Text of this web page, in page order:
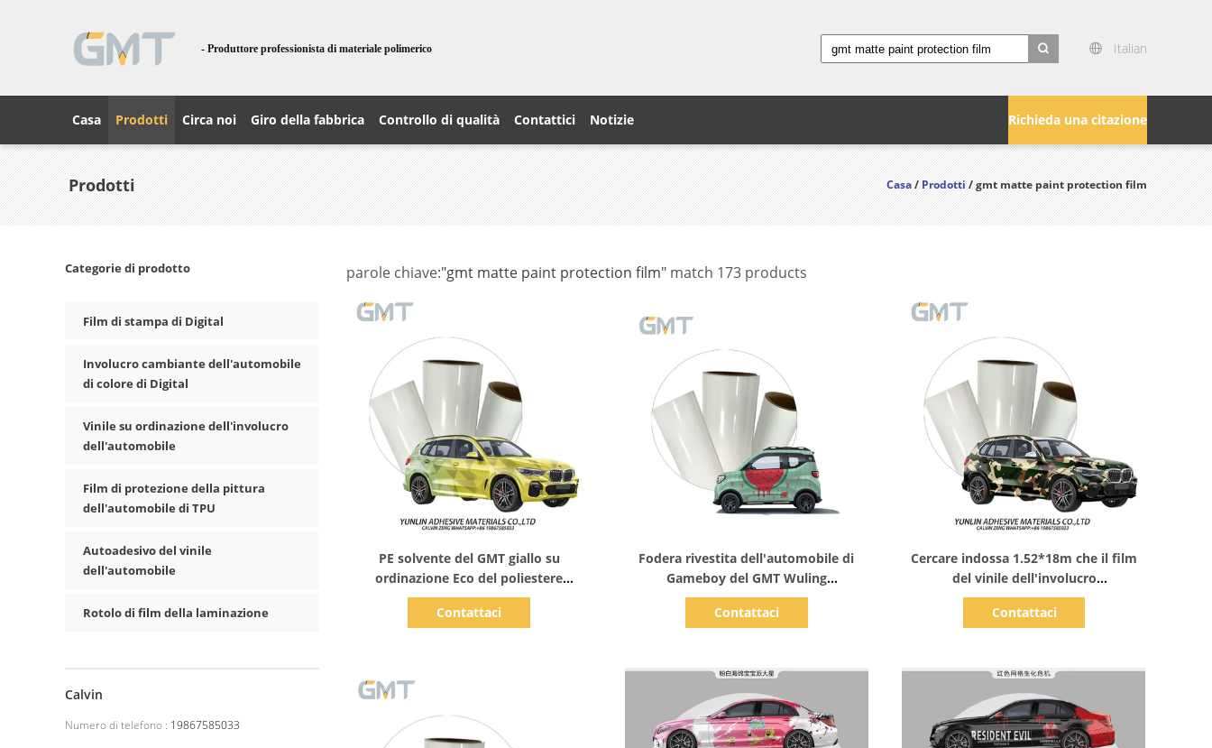
- Produttore professionista di materiale polimerico Italian
Richieda una citazione
Casa Prodotti Circa noi Giro della fabbrica Controllo di qualità Contattici Notizie
Prodotti Casa/Prodotti/ gmt matte paint protection film
Categorie di prodotto
Film di stampa di Digital
Involucro cambiante dell'automobile
di colore di Digital
Vinile su ordinazione dell'involucro
dell'automobile
Film di protezione della pittura
dell'automobile di TPU
Autoadesivo del vinile
dell'automobile
Rotolo di film della laminazione
Calvin
Numero di telefono : 19867585033
parole chiave:"gmt matte paint protection film" match 173 products
PE solvente del GMT giallo su
ordinazione Eco del poliestere
dell'involucro dell'automobile del
vinile di 18m il doppio ha ricoperto
Contattaci
Fodera rivestita dell'automobile di
Gameboy del GMT Wuling
dell'involucro del vinile di Digital PE su
ordinazione della stampa del doppio
Contattaci
Cercare indossa 1.52*18m che il film
del vinile dell'involucro
dell'automobile ricoperto doppio PE
ha personalizzato stampabile
Contattaci